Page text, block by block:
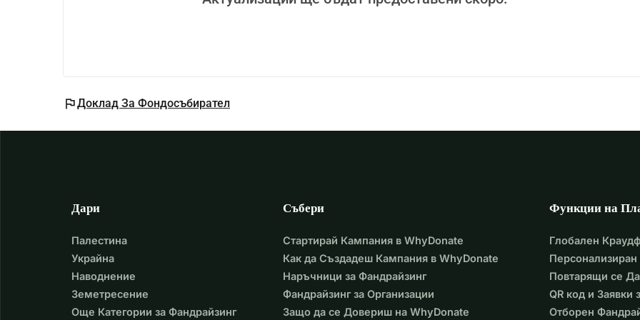
flagДоклад За Фондосъбирател
Дари
Палестина
Украйна
Наводнение
Земетресение
Още Категории за Фандрайзинг
Събери
Стартирай Кампания в WhyDonate
Как да Създадеш Кампания в WhyDonate
Наръчници за Фандрайзинг
Фандрайзинг за Организации
Защо да се Довериш на WhyDonate
Функции на
Глобален
Персонализиран
Повтарящи се
QR код и Заявки
Отборен